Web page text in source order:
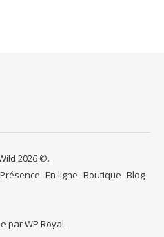
2026 ©.
En ligne Boutique Blog
parWP Royal.